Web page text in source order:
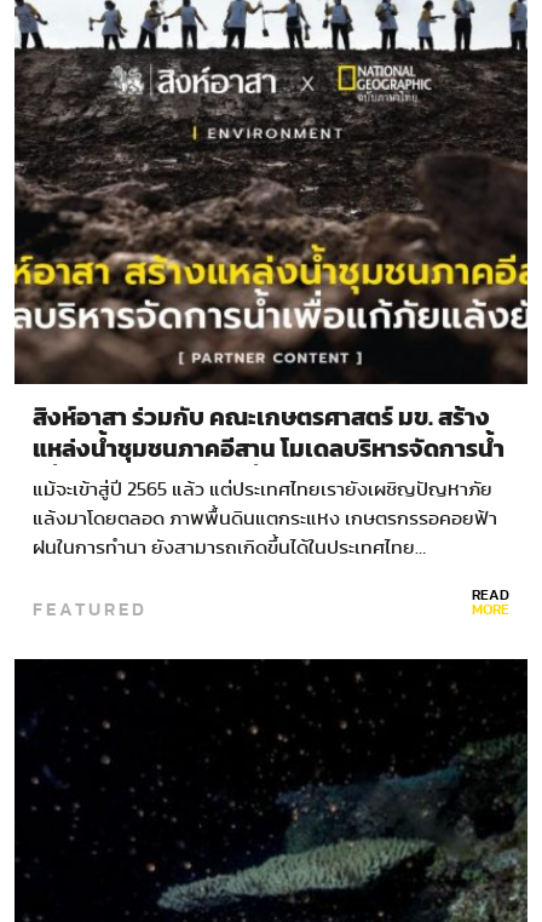
สิงห์อาสา ร่วมกับ คณะเกษตรศาสตร์ มข. สร้าง
แหล่งน้ำชุมชนภาคอีสาน โมเดลบริหารจัดการน้ำ
เพื่อแก้ปัญหาภัยแล้งยั่งยืน
แม้จะเข้าสู่ปี 2565 แล้ว แต่ประเทศไทยเรายังเผชิญปัญหาภัย
แล้งมาโดยตลอด ภาพพื้นดินแตกระแหง เกษตรกรรอคอยฟ้า
ฝนในการทำนา ยังสามารถเกิดขึ้นได้ในประเทศไทย…
FEATURED READ
MORE